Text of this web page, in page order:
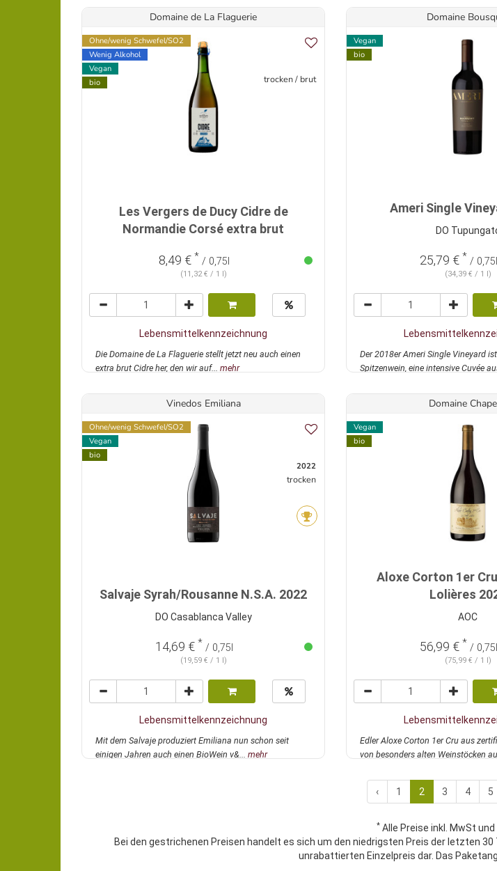
Domaine de La Flaguerie
Ohne/wenig Schwefel/SO2
Wenig Alkohol
Vegan
bio
trocken / brut
Les Vergers de Ducy Cidre de
Normandie Corsé extra brut
8,49 € * / 0,75l
(11,32 € / 1 l)
Lebensmittelkennzeichnung
Die Domaine de La Flaguerie stellt jetzt neu auch einen
extra brut Cidre her, den wir auf... mehr
Domaine
Vegan
bio
Ameri Single
DO
25,79 € * / 0,75l
(34,39 € / 1 l)
Der 2018er Ameri Single Vineyard
Spitzenwein, eine intensive Cuvée
Vinedos Emiliana
Ohne/wenig Schwefel/SO2
Vegan
bio
2022
trocken
Salvaje Syrah/Rousanne N.S.A. 2022
DO Casablanca Valley
14,69 € * / 0,75l
(19,59 € / 1 l)
Lebensmittelkennzeichnung
Mit dem Salvaje produziert Emiliana nun schon seit
einigen Jahren auch einen BioWein v&... mehr
Domaine
Vegan
bio
Aloxe Corton 1er
Lolières
AOC
56,99 € * / 0,75l
(75,99 € / 1 l)
Edler Aloxe Corton 1er Cru aus
von besonders alten Weinstöcken
‹ 1 2 3 4 5
*Alle Preise inkl. MwSt und
Bei den gestrichenen Preisen handelt es sich um den niedrigsten Preis der letzten
unrabattierten Einzelpreis dar. Das